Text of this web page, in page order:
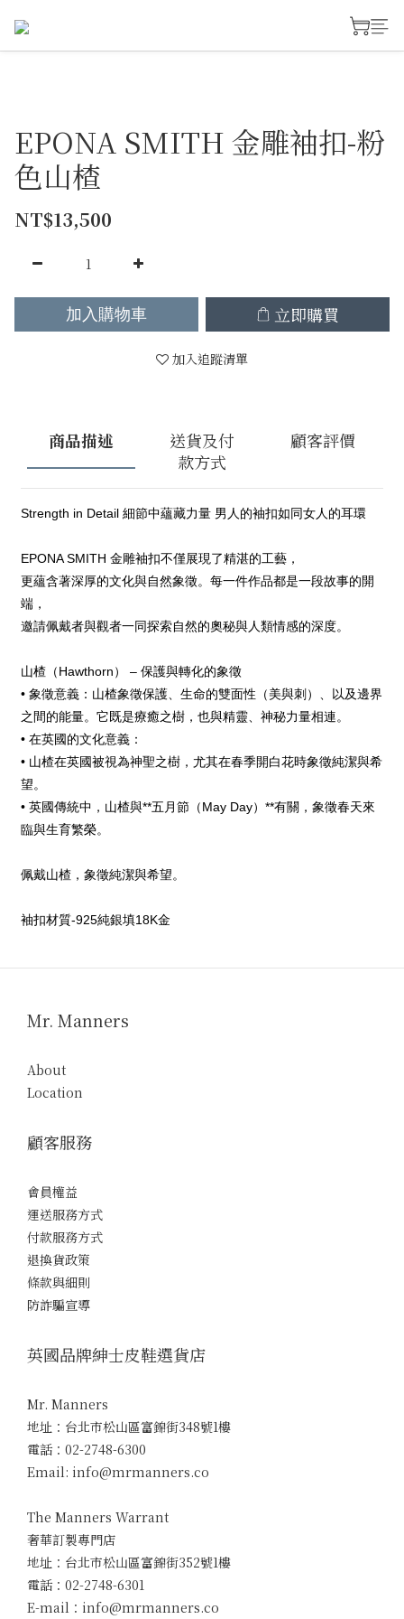
EPONA SMITH 金雕袖扣-粉
色山楂
NT$13,500
加入購物車 立即購買
加入追蹤清單
商品描述
送貨及付
款方式
顧客評價
Strength in Detail 細節中蘊藏力量 男人的袖扣如同女人的耳環
EPONA SMITH 金雕袖扣不僅展現了精湛的工藝，
更蘊含著深厚的文化與自然象徵。每一件作品都是一段故事的開
端，
邀請佩戴者與觀者一同探索自然的奧秘與人類情感的深度。
山楂（Hawthorn） – 保護與轉化的象徵
• 象徵意義：山楂象徵保護、生命的雙面性（美與刺）、以及邊界
之間的能量。它既是療癒之樹，也與精靈、神秘力量相連。
• 在英國的文化意義：
• 山楂在英國被視為神聖之樹，尤其在春季開白花時象徵純潔與希
望。
• 英國傳統中，山楂與**五月節（May Day）**有關，象徵春天來
臨與生育繁榮。
佩戴山楂，象徵純潔與希望。
袖扣材質-925純銀填18K金
Mr. Manners
About
Location
顧客服務
會員權益
運送服務方式
付款服務方式
退換貨政策
條款與細則
防詐騙宣導
英國品牌紳士皮鞋選貨店
Mr. Manners
地址：台北市松山區富錦街348號1樓
電話：02-2748-6300
Email: info@mrmanners.co
The Manners Warrant
奢華訂製專門店
地址：台北市松山區富錦街352號1樓
電話：02-2748-6301
E-mail：info@mrmanners.co